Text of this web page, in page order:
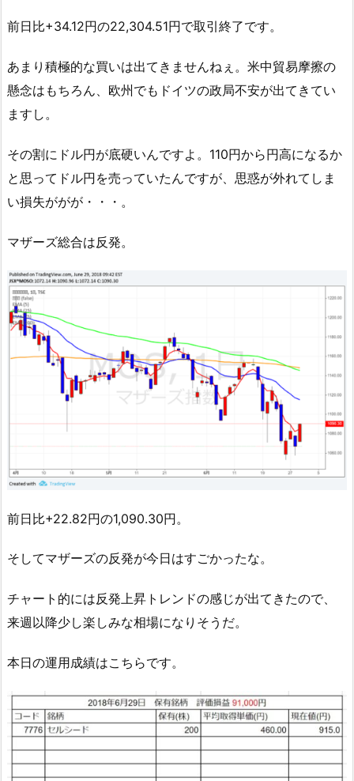
前日比+34.12円の22,304.51円で取引終了です。
あまり積極的な買いは出てきませんねぇ。米中貿易摩擦の
懸念はもちろん、欧州でもドイツの政局不安が出てきてい
ますし。
その割にドル円が底硬いんですよ。110円から円高になるか
と思ってドル円を売っていたんですが、思惑が外れてしま
い損失ががが・・・。
マザーズ総合は反発。
前日比+22.82円の1,090.30円。
そしてマザーズの反発が今日はすごかったな。
チャート的には反発上昇トレンドの感じが出てきたので、
来週以降少し楽しみな相場になりそうだ。
本日の運用成績はこちらです。